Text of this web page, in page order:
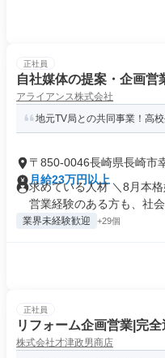
正社員
自社媒体の提案・企画営
アライアンス株式会社
地元TV局との共同事業！高
〒850-0046長崎県長崎市
月給23万円以上
求めている人材 ＼8月本
営業経験のある方も、社会
業界未経験歓迎 +29個
正社員
リフォーム企画営業|完全
株式会社才津政男商店